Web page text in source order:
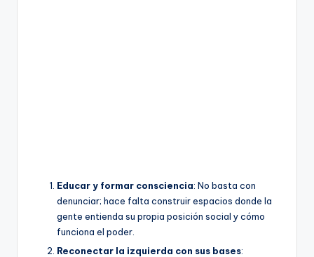
Educar y formar consciencia: No basta con
denunciar; hace falta construir espacios donde la
gente entienda su propia posición social y cómo
funciona el poder.
Reconectar la izquierda con sus bases: